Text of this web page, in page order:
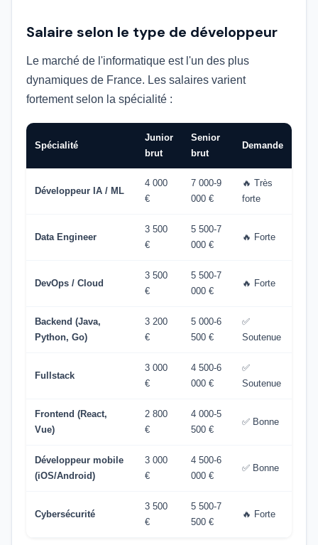
Salaire selon le type de développeur
Le marché de l'informatique est l'un des plus
dynamiques de France. Les salaires varient
fortement selon la spécialité :
Spécialité
Junior
brut
Senior
brut
Demande
Développeur IA / ML
4 000
€
7 000-9
000 €
🔥 Très
forte
Data Engineer
3 500
€
5 500-7
000 €
🔥 Forte
DevOps / Cloud
3 500
€
5 500-7
000 €
🔥 Forte
Backend (Java,
Python, Go)
3 200
€
5 000-6
500 €
✅
Soutenue
Fullstack
3 000
€
4 500-6
000 €
✅
Soutenue
Frontend (React,
Vue)
2 800
€
4 000-5
500 €
✅ Bonne
Développeur mobile
(iOS/Android)
3 000
€
4 500-6
000 €
✅ Bonne
Cybersécurité
3 500
€
5 500-7
500 €
🔥 Forte